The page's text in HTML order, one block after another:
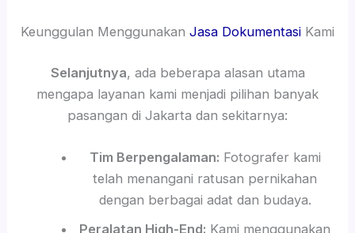
Keunggulan Menggunakan Jasa Dokumentasi Kami
Selanjutnya, ada beberapa alasan utama
mengapa layanan kami menjadi pilihan banyak
pasangan di Jakarta dan sekitarnya:
Tim Berpengalaman: Fotografer kami
telah menangani ratusan pernikahan
dengan berbagai adat dan budaya.
Peralatan High-End: Kami menggunakan